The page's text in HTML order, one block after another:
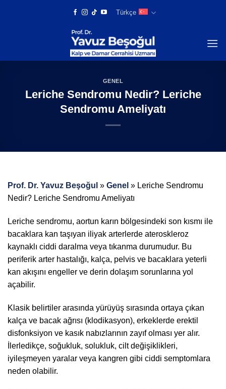
Türkçe
GENEL
Leriche Sendromu Nedir? Leriche
Sendromu Ameliyatı
Prof. Dr. Yavuz Beşoğul » Genel » Leriche Sendromu
Nedir? Leriche Sendromu Ameliyatı
Leriche sendromu, aortun karın bölgesindeki son kısmı ile
bacaklara kan taşıyan iliyak arterlerde ateroskleroz
kaynaklı ciddi daralma veya tıkanma durumudur. Bu
periferik arter hastalığı, kalça, pelvis ve bacaklara yeterli
kan akışını engeller ve derin dolaşım sorunlarına yol
açabilir.
Klasik belirtiler arasında yürüyüş sırasında ortaya çıkan
kalça ve bacak ağrısı (klodikasyon), erkeklerde erektil
disfonksiyon ve kasık nabızlarının zayıf olması yer alır.
İlerledikçe, soğukluk, solukluk, cilt değişiklikleri,
iyileşmeyen yaralar veya kangren gibi ciddi semptomlara
neden olabilir.